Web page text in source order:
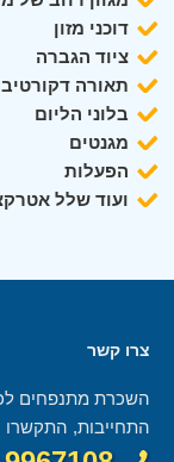
דוכני מזון
ציוד הגברה
תאורה
בלוני הליום
מגנטים
הפעלות
ועוד שלל
צרו קשר
השכרת מתנפחים
התחייבות, התקשרו